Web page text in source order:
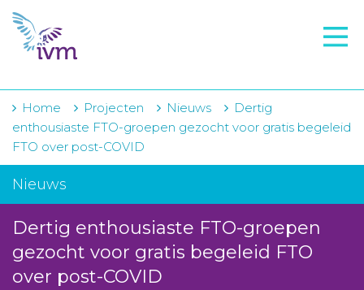
VMI
FTO voorbereiding
IVM-academie
Zorginstellingen
Projecten
Over IVM
Actueel
Home Projecten Nieuws
Dertig
enthousiaste FTO-groepen gezocht voor gratis begeleid
FTO over post-COVID
Nieuws
Dertig enthousiaste FTO-groepen
gezocht voor gratis begeleid FTO
over post-COVID